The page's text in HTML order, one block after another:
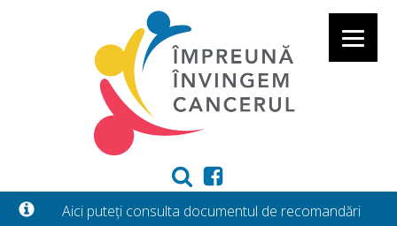
Aici puteți consulta documentul de recomandări